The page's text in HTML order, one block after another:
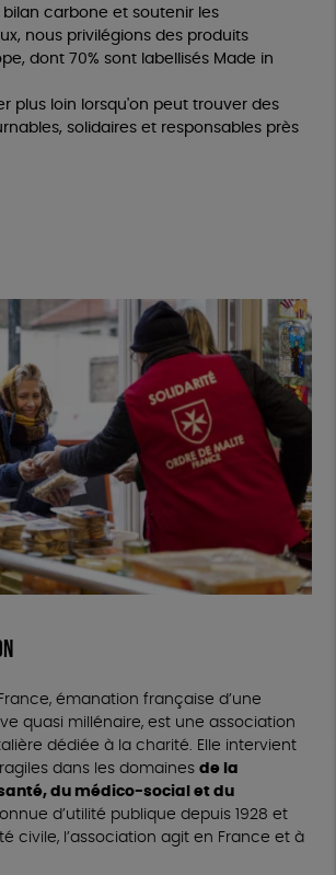
bilan carbone et soutenir les
nous privilégions des produits
dont 70% sont labellisés Made in
plus loin lorsqu'on peut trouver des
solidaires et responsables près
émanation française d’une
quasi millénaire, est une association
dédiée à la charité. Elle intervient
dans les domaines de la
du médico-social et du
d’utilité publique depuis 1928 et
civile, l’association agit en France et à